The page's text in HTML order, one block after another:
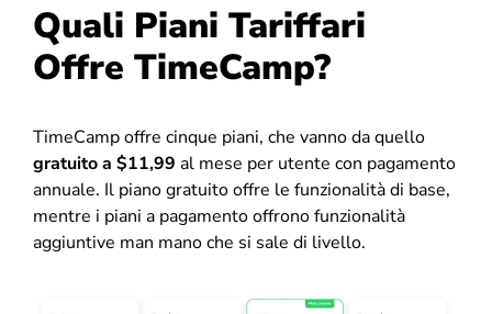
Quali Piani Tariffari
Offre TimeCamp?
TimeCamp offre cinque piani, che vanno da quello
gratuito a $11,99 al mese per utente con pagamento
annuale. Il piano gratuito offre le funzionalità di base,
mentre i piani a pagamento offrono funzionalità
aggiuntive man mano che si sale di livello.